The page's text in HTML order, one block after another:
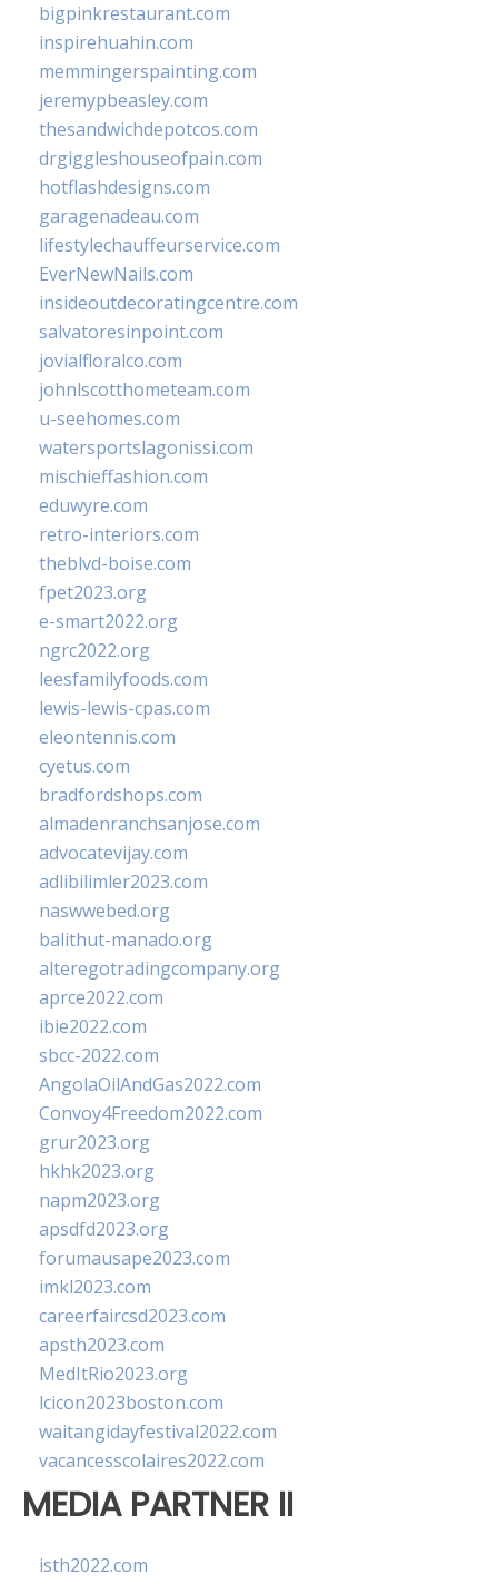
bigpinkrestaurant.com
inspirehuahin.com
memmingerspainting.com
jeremypbeasley.com
thesandwichdepotcos.com
drgiggleshouseofpain.com
hotflashdesigns.com
garagenadeau.com
lifestylechauffeurservice.com
EverNewNails.com
insideoutdecoratingcentre.com
salvatoresinpoint.com
jovialfloralco.com
johnlscotthometeam.com
u-seehomes.com
watersportslagonissi.com
mischieffashion.com
eduwyre.com
retro-interiors.com
theblvd-boise.com
fpet2023.org
e-smart2022.org
ngrc2022.org
leesfamilyfoods.com
lewis-lewis-cpas.com
eleontennis.com
cyetus.com
bradfordshops.com
almadenranchsanjose.com
advocatevijay.com
adlibilimler2023.com
naswwebed.org
balithut-manado.org
alteregotradingcompany.org
aprce2022.com
ibie2022.com
sbcc-2022.com
AngolaOilAndGas2022.com
Convoy4Freedom2022.com
grur2023.org
hkhk2023.org
napm2023.org
apsdfd2023.org
forumausape2023.com
imkl2023.com
careerfaircsd2023.com
apsth2023.com
MedItRio2023.org
lcicon2023boston.com
waitangidayfestival2022.com
vacancesscolaires2022.com
MEDIA PARTNER II
isth2022.com